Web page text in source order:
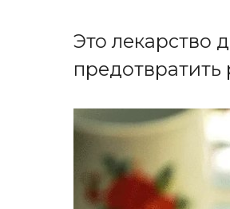
Это лекарство
предотвратить